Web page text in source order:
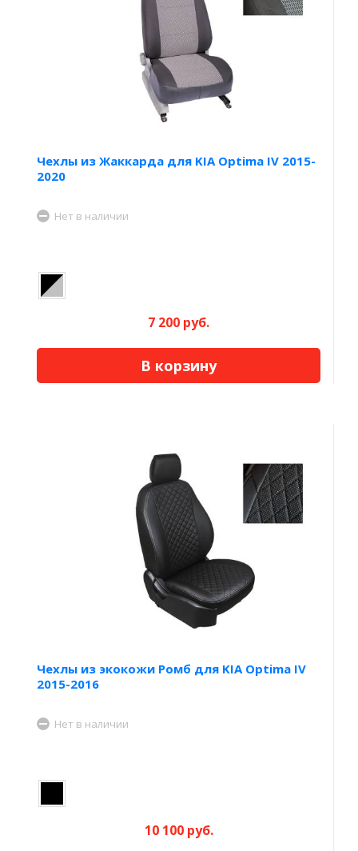
Чехлы из Жаккарда для KIA Optima IV 2015-
2020
Нет в наличии
7 200 руб.
В корзину
Чехлы из экокожи Ромб для KIA Optima IV
2015-2016
Нет в наличии
10 100 руб.